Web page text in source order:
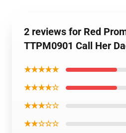
2 reviews for Red
TTPM0901 Call Her
★★★★★
★★★★☆
★★★☆☆
★★☆☆☆